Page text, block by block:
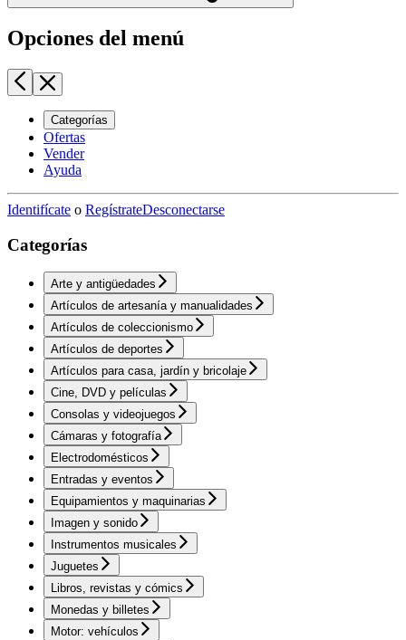
Opciones del menú
Categorías
Ofertas
Vender
Ayuda
Identifícate o RegístrateDesconectarse
Categorías
Arte y antigüedades
Artículos de artesanía y manualidades
Artículos de coleccionismo
Artículos de deportes
Artículos para casa, jardín y bricolaje
Cine, DVD y películas
Consolas y videojuegos
Cámaras y fotografía
Electrodomésticos
Entradas y eventos
Equipamientos y maquinarias
Imagen y sonido
Instrumentos musicales
Juguetes
Libros, revistas y cómics
Monedas y billetes
Motor: vehículos